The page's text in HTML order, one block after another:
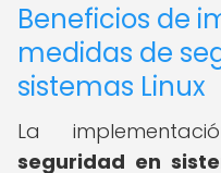
Beneficios de
medidas de
sistemas Linux
La
seguridad en